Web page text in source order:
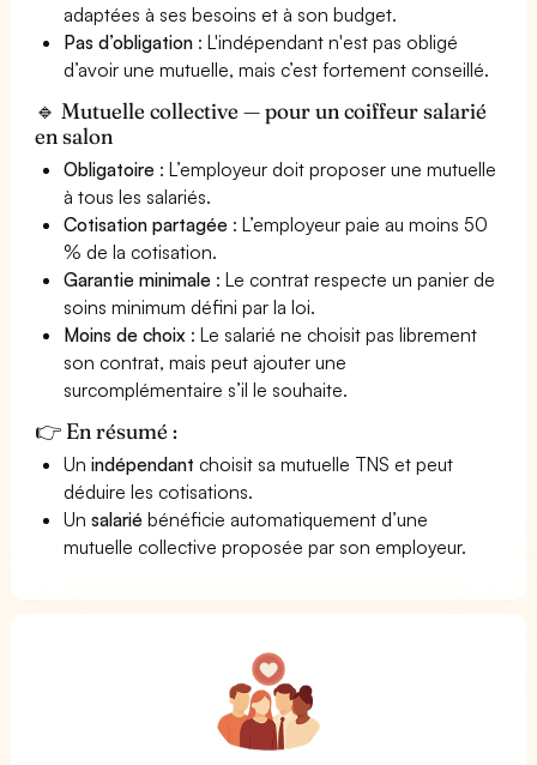
adaptées à ses besoins et à son budget.
Pas d’obligation : L'indépendant n'est pas obligé
d’avoir une mutuelle, mais c’est fortement conseillé.
🔹 Mutuelle collective — pour un coiffeur salarié
en salon
Obligatoire : L’employeur doit proposer une mutuelle
à tous les salariés.
Cotisation partagée : L’employeur paie au moins 50
% de la cotisation.
Garantie minimale : Le contrat respecte un panier de
soins minimum défini par la loi.
Moins de choix : Le salarié ne choisit pas librement
son contrat, mais peut ajouter une
surcomplémentaire s’il le souhaite.
👉 En résumé :
Unindépendant choisit sa mutuelle TNS et peut
déduire les cotisations.
Unsalarié bénéficie automatiquement d’une
mutuelle collective proposée par son employeur.